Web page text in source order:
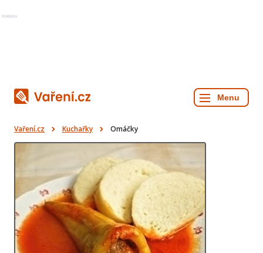
Reklama
Vaření.cz Kuchařky Omáčky